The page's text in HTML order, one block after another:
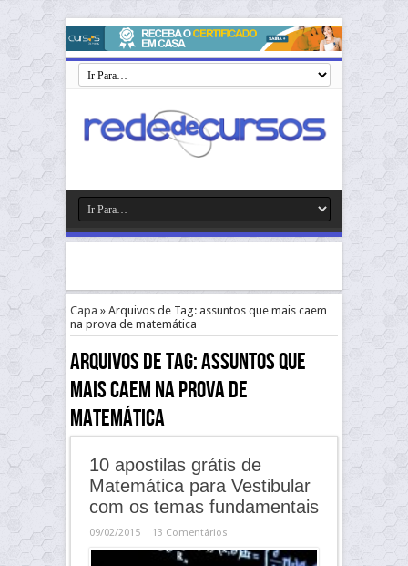
Capa » Arquivos de Tag: assuntos que mais caem
na prova de matemática
Arquivos de Tag:assuntos que
mais caem na prova de
matemática
10 apostilas grátis de
Matemática para Vestibular
com os temas fundamentais
09/02/2015 13 Comentários